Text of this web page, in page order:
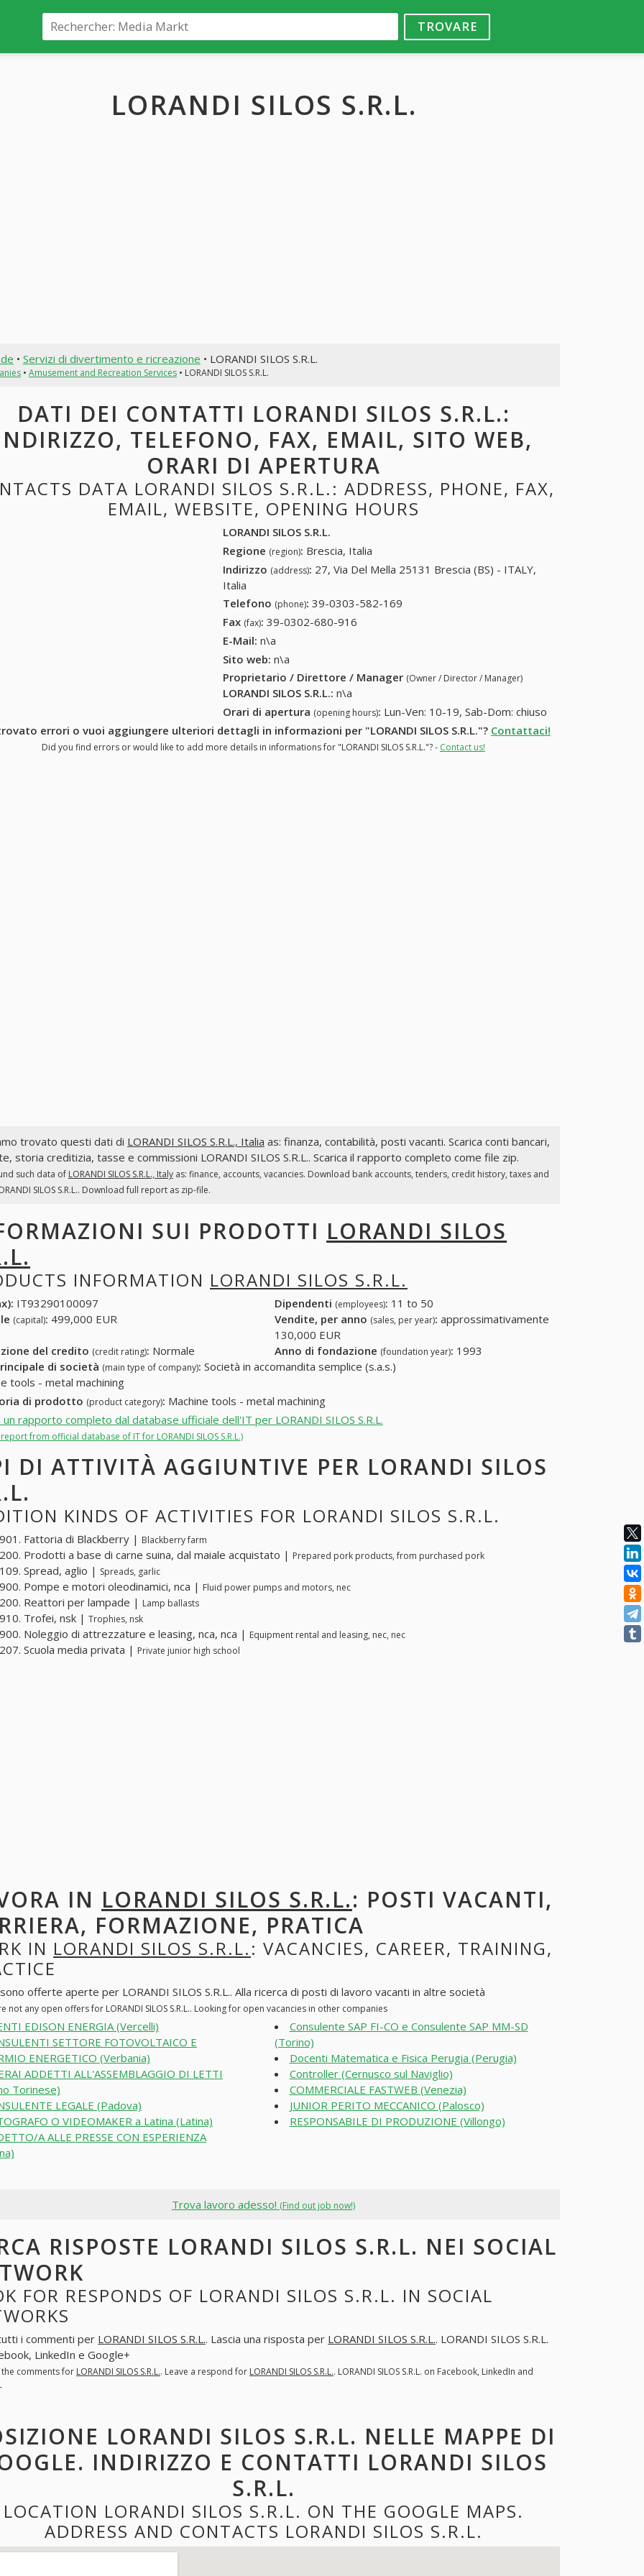
TROVARE
LORANDI SILOS S.R.L.
• Servizi di divertimento e ricreazione • LORANDI SILOS S.R.L.
• Amusement and Recreation Services• LORANDI SILOS S.R.L.
DATI DEI CONTATTI LORANDI SILOS S.R.L.:
TELEFONO, FAX, EMAIL, SITO WEB,
ORARI DI APERTURA
DATA LORANDI SILOS S.R.L.: ADDRESS, PHONE, FAX,
EMAIL, WEBSITE, OPENING HOURS
LORANDI SILOS S.R.L.
Regione (region): Brescia, Italia
Indirizzo (address): 27, Via Del Mella 25131 Brescia (BS) - ITALY,
Italia
Telefono (phone): 39-0303-582-169
Fax (fax): 39-0302-680-916
E-Mail: n\a
Sito web: n\a
Proprietario / Direttore / Manager (Owner / Director / Manager)
LORANDI SILOS S.R.L.: n\a
Orari di apertura (opening hours): Lun-Ven: 10-19, Sab-Dom: chiuso
errori o vuoi aggiungere ulteriori dettagli in informazioni per "LORANDI SILOS S.R.L."? Contattaci!
Did you find errors or would like to add more details in informations for "LORANDI SILOS S.R.L."? - Contact us!
trovato questi dati di LORANDI SILOS S.R.L., Italia as: finanza, contabilità, posti vacanti. Scarica conti bancari,
storia creditizia, tasse e commissioni LORANDI SILOS S.R.L.. Scarica il rapporto completo come file zip.
such data of LORANDI SILOS S.R.L., Italyas: finance, accounts, vacancies. Download bank accounts, tenders, credit history, taxes and
SILOS S.R.L.. Download full report as zip-file.
SUI PRODOTTI LORANDI SILOS
INFORMATION LORANDI SILOS S.R.L.
IT93290100097 Dipendenti (employees): 11 to 50
(capital): 499,000 EUR Vendite, per anno (sales, per year): approssimativamente
130,000 EUR
del credito (credit rating): Normale Anno di fondazione (foundation year): 1993
di società (main type of company): Società in accomandita semplice (s.a.s.)
tools - metal machining
di prodotto (product category): Machine tools - metal machining
rapporto completo dal database ufficiale dell'IT per LORANDI SILOS S.R.L.
from official database of IT for LORANDI SILOS S.R.L.)
DI ATTIVITÀ AGGIUNTIVE PER LORANDI SILOS
KINDS OF ACTIVITIES FOR LORANDI SILOS S.R.L.
Fattoria di Blackberry | Blackberry farm
Prodotti a base di carne suina, dal maiale acquistato | Prepared pork products, from purchased pork
Spread, aglio | Spreads, garlic
Pompe e motori oleodinamici, nca | Fluid power pumps and motors, nec
Reattori per lampade | Lamp ballasts
Trofei, nsk | Trophies, nsk
Noleggio di attrezzature e leasing, nca, nca | Equipment rental and leasing, nec, nec
Scuola media privata | Private junior high school
IN LORANDI SILOS S.R.L.: POSTI VACANTI,
FORMAZIONE, PRATICA
IN LORANDI SILOS S.R.L.: VACANCIES, CAREER, TRAINING,
offerte aperte per LORANDI SILOS S.R.L.. Alla ricerca di posti di lavoro vacanti in altre società
not any open offers for LORANDI SILOS S.R.L.. Looking for open vacancies in other companies
EDISON ENERGIA (Vercelli)
SETTORE FOTOVOLTAICO E
ENERGETICO (Verbania)
ADDETTI ALL'ASSEMBLAGGIO DI LETTI
Torinese)
LEGALE (Padova)
O VIDEOMAKER a Latina (Latina)
A ALLE PRESSE CON ESPERIENZA
Consulente SAP FI-CO e Consulente SAP MM-SD
(Torino)
Docenti Matematica e Fisica Perugia (Perugia)
Controller (Cernusco sul Naviglio)
COMMERCIALE FASTWEB (Venezia)
JUNIOR PERITO MECCANICO (Palosco)
RESPONSABILE DI PRODUZIONE (Villongo)
Trova lavoro adesso! (Find out job now!)
RISPOSTE LORANDI SILOS S.R.L. NEI SOCIAL
FOR RESPONDS OF LORANDI SILOS S.R.L. IN SOCIAL
i commenti per LORANDI SILOS S.R.L.. Lascia una risposta per LORANDI SILOS S.R.L.. LORANDI SILOS S.R.L.
LinkedIn e Google+
the comments for LORANDI SILOS S.R.L.. Leave a respond for LORANDI SILOS S.R.L.. LORANDI SILOS S.R.L. on Facebook, LinkedIn and
LORANDI SILOS S.R.L. NELLE MAPPE DI
INDIRIZZO E CONTATTI LORANDI SILOS
S.R.L.
LOCATION LORANDI SILOS S.R.L. ON THE GOOGLE MAPS.
ADDRESS AND CONTACTS LORANDI SILOS S.R.L.